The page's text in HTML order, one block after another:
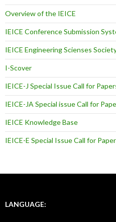
Overview of the IEICE
IEICE Conference Submission
IEICE Engineering Scienses
I-Scover
IEICE-J Special Issue Call for
IEICE-JA Special issue Call for
IEICE Knowledge Base
IEICE-E Special Issue Call for
LANGUAGE: